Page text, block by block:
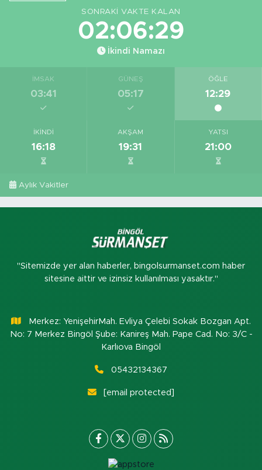
SONRAKI VAKTE KALAN
02:06:29
İkindi Namazı
İMSAK
03:41
GÜNEŞ
05:17
ÖĞLE
12:29
İKINDI
16:18
AKŞAM
19:31
YATSI
21:00
Aylık Vakitler
"Sitemizde yer alan haberler, bingolsurmanset.com haber
sitesine aittir ve izinsiz kullanılması yasaktır."
Merkez: YenişehirMah. Evliya Çelebi Sokak Bozgan Apt.
No: 7 Merkez Bingöl Şube: Kanireş Mah. Pape Cad. No: 3/C -
Karlıova Bingöl
05432134367
[email protected]